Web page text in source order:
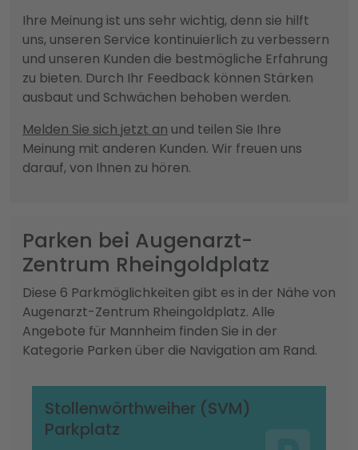
Ihre Meinung ist uns sehr wichtig, denn sie hilft
uns, unseren Service kontinuierlich zu verbessern
und unseren Kunden die bestmögliche Erfahrung
zu bieten. Durch Ihr Feedback können Stärken
ausbaut und Schwächen behoben werden.
Melden Sie sich jetzt an und teilen Sie Ihre
Meinung mit anderen Kunden. Wir freuen uns
darauf, von Ihnen zu hören.
Parken bei Augenarzt-
Zentrum Rheingoldplatz
Diese 6 Parkmöglichkeiten gibt es in der Nähe von
Augenarzt-Zentrum Rheingoldplatz. Alle
Angebote für Mannheim finden Sie in der
Kategorie Parken über die Navigation am Rand.
Stollenwörthweiher (SVM)
Parkplatz